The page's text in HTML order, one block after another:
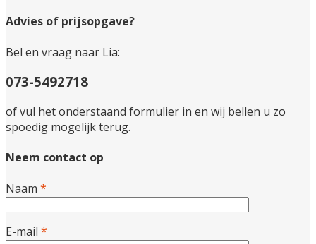
Advies of prijsopgave?
Bel en vraag naar Lia:
073-5492718
of vul het onderstaand formulier in en wij bellen u zo
spoedig mogelijk terug.
Neem contact op
Naam *
E-mail *